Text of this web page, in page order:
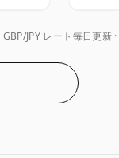
GBP/JPY レート毎日更新